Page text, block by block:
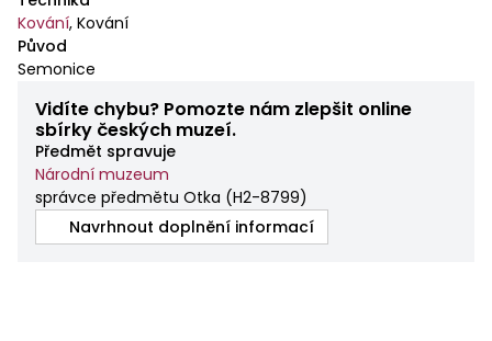
Kování, Kování
Původ
Semonice
Vidíte chybu? Pomozte nám zlepšit online
sbírky českých muzeí.
Předmět spravuje
Národní muzeum
správce předmětu Otka (H2-8799)
Navrhnout doplnění informací